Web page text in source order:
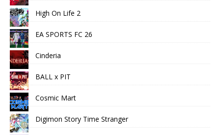
High On Life 2
EA SPORTS FC 26
Cinderia
BALL x PIT
Cosmic Mart
Digimon Story Time Stranger